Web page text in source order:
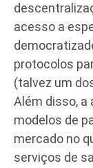
acesso a
protocolos
(talvez um
Além disso, a
modelos de
mercado no
serviços de